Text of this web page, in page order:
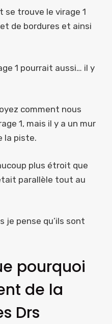
se trouve le virage 1
de bordures et ainsi
1 pourrait aussi… il y
comment nous
1, mais il y a un mur
la piste.
plus étroit que
parallèle tout au
je pense qu’ils sont
pourquoi
de la
Drs